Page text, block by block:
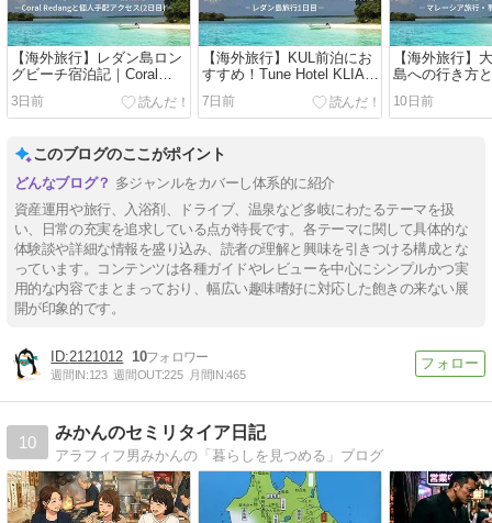
【海外旅行】レダン島ロン
グビーチ宿泊記｜Coral
Redangと個人手配アクセス
(2日目)
3日前
【海外旅行】KUL前泊にお
すすめ！Tune Hotel KLIA2
宿泊記｜レダン島旅行1日
目
7日前
【海外旅行】
島への行き方
ルコース｜マ
行・事前準備編
10日前
このブログのここがポイント
多ジャンルをカバーし体系的に紹介
資産運用や旅行、入浴剤、ドライブ、温泉など多岐にわたるテーマを扱
い、日常の充実を追求している点が特長です。各テーマに関して具体的な
体験談や詳細な情報を盛り込み、読者の理解と興味を引きつける構成とな
っています。コンテンツは各種ガイドやレビューを中心にシンプルかつ実
用的な内容でまとまっており、幅広い趣味嗜好に対応した飽きの来ない展
開が印象的です。
2121012 10
週間IN:123 週間OUT:225 月間IN:465
10
みかんのセミリタイア日記
アラフィフ男みかんの「暮らしを見つめる」ブログ